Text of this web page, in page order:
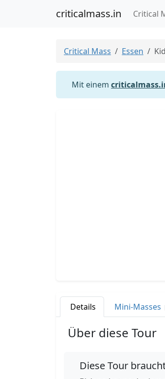
criticalmass.in Critical
Critical Mass Essen
Mit einem
Details Mini-Masses
Über diese Tour
Diese Tour